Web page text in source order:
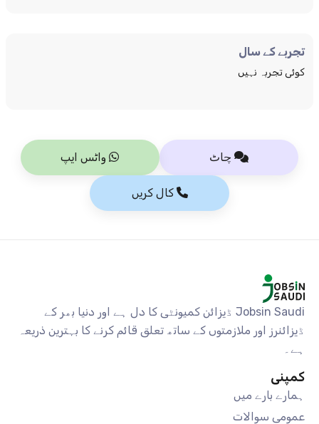
تجربے کے سال
کوئی تجربہ نہیں
چاٹ واٹس ایپ
کال کریں
Jobsin Saudi ڈیزائن کمیونٹی کا دل ہے اور دنیا بھر کے
ڈیزائنرز اور ملازمتوں کے ساتھ تعلق قائم کرنے کا بہترین ذریعہ
ہے۔
کمپنی
ہمارے بارے میں
عمومی سوالات